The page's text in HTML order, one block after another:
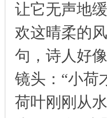
让它无声地
欢这晴柔的
句，诗人好
镜头：“小荷
荷叶刚刚从